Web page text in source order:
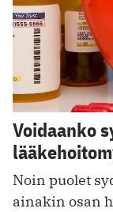
Voidaanko
Noin puolet
ainakin osan